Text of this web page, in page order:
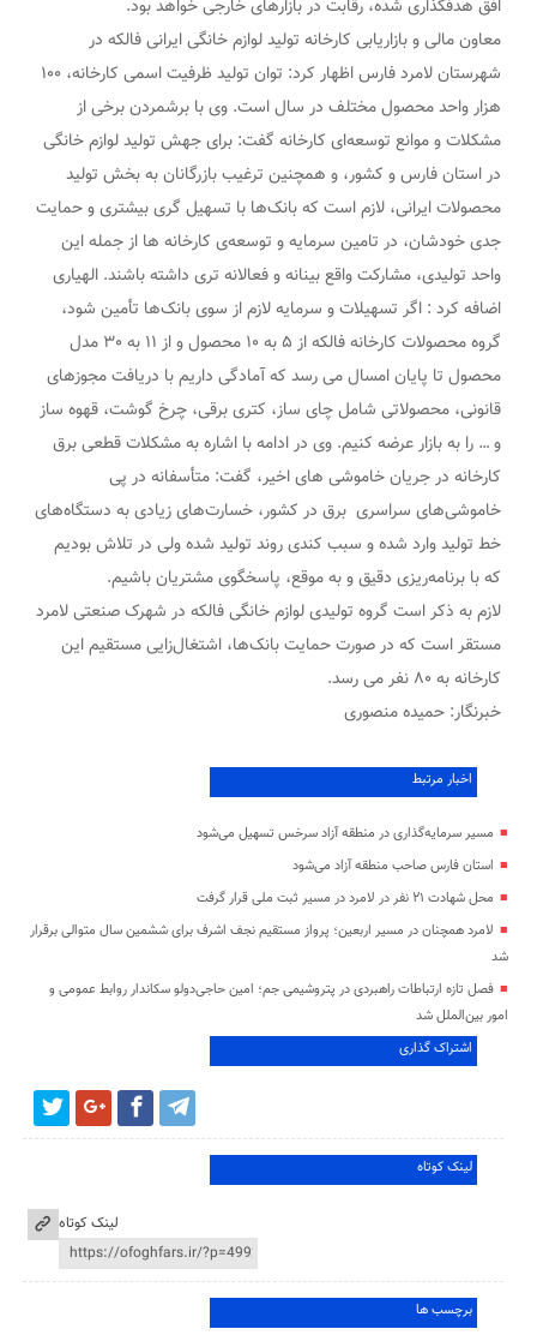
افق هدفگذاری شده، رقابت در بازارهای خارجی خواهد بود.
معاون مالی و بازاریابی کارخانه تولید لوازم خانگی ایرانی فالکه در
شهرستان لامرد فارس اظهار کرد: توان تولید ظرفیت اسمی کارخانه، ١٠٠
هزار واحد محصول مختلف در سال است. وی با برشمردن برخی از
مشکلات و موانع توسعه‌ای کارخانه گفت: برای جهش تولید لوازم خانگی
در استان فارس و کشور، و همچنین ترغیب بازرگانان به بخش تولید
محصولات ایرانی، لازم است که بانک‌ها با تسهیل گری بیشتری و حمایت
جدی خودشان، در تامین سرمایه و توسعه‌ی کارخانه ها از جمله این
واحد تولیدی، مشارکت واقع بینانه و فعالانه تری داشته باشند. الهیاری
اضافه کرد : اگر تسهیلات و سرمایه لازم از سوی بانک‌ها تأمین شود،
گروه محصولات کارخانه فالکه از ۵ به ١٠ محصول و از ١١ به ٣٠ مدل
محصول تا پایان امسال می رسد که آمادگی داریم با دریافت مجوزهای
قانونی، محصولاتی شامل چای ساز، کتری برقی، چرخ گوشت، قهوه ساز
و … را به بازار عرضه کنیم. وی در ادامه با اشاره به مشکلات قطعی برق
کارخانه در جریان خاموشی های اخیر، گفت: متأسفانه در پی
خاموشی‌های سراسری برق در کشور، خسارت‌های زیادی به دستگاه‌های
خط تولید وارد شده و سبب کندی روند تولید شده ولی در تلاش بودیم
که با برنامه‌ریزی دقیق و به موقع، پاسخگوی مشتریان باشیم.
لازم به ذکر است گروه تولیدی لوازم خانگی فالکه در شهرک صنعتی لامرد
مستقر است که در صورت حمایت بانک‌ها، اشتغال‌زایی مستقیم این
کارخانه به ٨٠ نفر می رسد.
خبرنگار: حمیده منصوری
اخبار مرتبط
مسیر سرمایه‌گذاری در منطقه آزاد سرخس تسهیل می‌شود
استان فارس صاحب منطقه آزاد می‌شود
محل شهادت ۲۱ نفر در لامرد در مسیر ثبت ملی قرار گرفت
لامرد همچنان در مسیر اربعین؛ پرواز مستقیم نجف اشرف برای ششمین سال متوالی برقرار
شد
فصل تازه ارتباطات راهبردی در پتروشیمی جم؛ امین حاجی‌دولو سکاندار روابط عمومی و
امور بین‌الملل شد
اشتراک گذاری
لینک کوتاه
لینک کوتاه
برچسب ها